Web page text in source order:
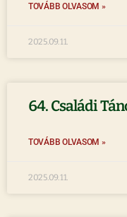
TOVÁBB OLVASOM »
2025.09.11.
64. Családi
TOVÁBB OLVASOM »
2025.09.11.